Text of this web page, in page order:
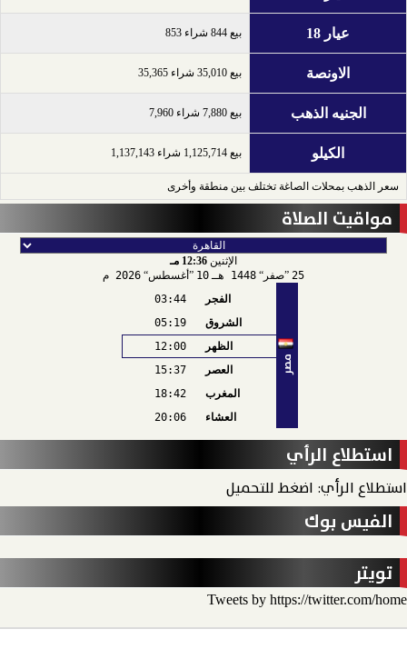
عيار 18 بيع 844 شراء 853
الاونصة بيع 35,010 شراء 35,365
الجنيه الذهب بيع 7,880 شراء 7,960
الكيلو بيع 1,125,714 شراء 1,137,143
سعر الذهب بمحلات الصاغة تختلف بين منطقة وأخرى
مواقيت الصلاة
الإثنين 12:36 مـ
25
صفر 1448 هـ 10 أغسطس 2026 م
مصر
الفجر
03:44
الشروق
05:19
الظهر
12:00
العصر
15:37
المغرب
18:42
العشاء
20:06
استطلاع الرأي
استطلاع الرأي: اضغط للتحميل
الفيس بوك
تويتر
Tweets by https://twitter.com/home